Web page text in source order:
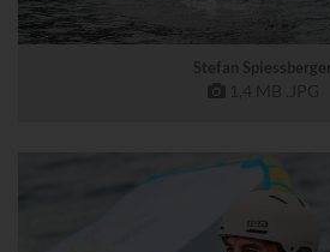
Stefan Spiessberger